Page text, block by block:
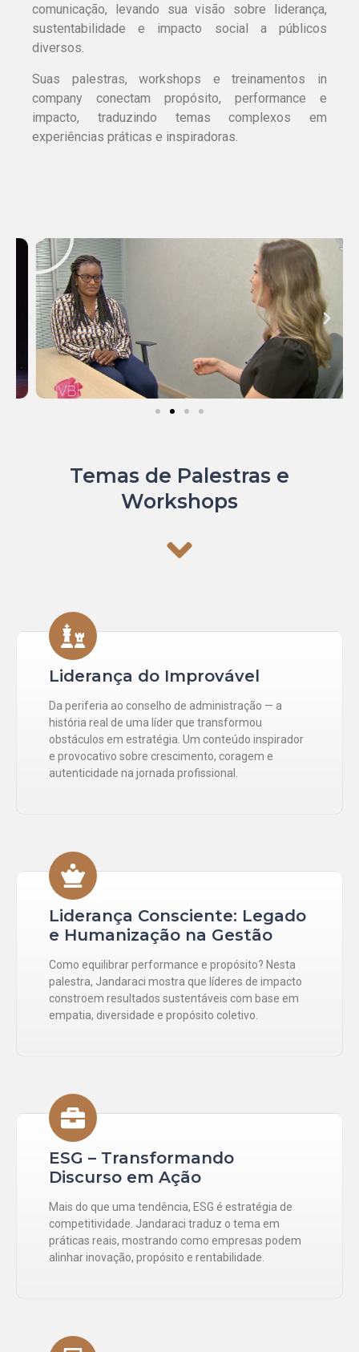
comunicação, levando sua visão sobre liderança,
sustentabilidade e impacto social a públicos
diversos.
Suas palestras, workshops e treinamentos in
company conectam propósito, performance e
impacto, traduzindo temas complexos em
experiências práticas e inspiradoras.
Temas de Palestras e
Workshops
Liderança do Improvável
Da periferia ao conselho de administração — a
história real de uma líder que transformou
obstáculos em estratégia. Um conteúdo inspirador
e provocativo sobre crescimento, coragem e
autenticidade na jornada profissional.
Liderança Consciente: Legado
e Humanização na Gestão
Como equilibrar performance e propósito? Nesta
palestra, Jandaraci mostra que líderes de impacto
constroem resultados sustentáveis com base em
empatia, diversidade e propósito coletivo.
ESG – Transformando
Discurso em Ação
Mais do que uma tendência, ESG é estratégia de
competitividade. Jandaraci traduz o tema em
práticas reais, mostrando como empresas podem
alinhar inovação, propósito e rentabilidade.